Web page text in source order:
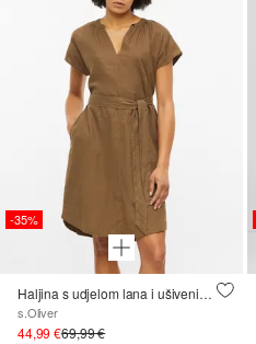
-35%
Haljina s udjelom lana i ušivenim džepovima
s.Oliver
44,99 €69,99 €